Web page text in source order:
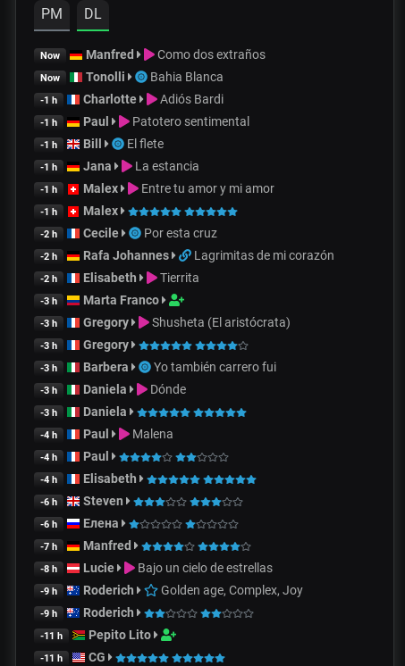
PM DL
Now Manfred Como dos extraños
Now Tonolli Bahia Blanca
-1 h Charlotte Adiós Bardi
-1 h Paul Patotero sentimental
-1 h Bill El flete
-1 h Jana La estancia
-1 h Malex Entre tu amor y mi amor
-1 h Malex
-2 h Cecile Por esta cruz
-2 h Rafa Johannes Lagrimitas de mi corazón
-2 h Elisabeth Tierrita
-3 h Marta Franco
-3 h Gregory Shusheta (El aristócrata)
-3 h Gregory
-3 h Barbera Yo también carrero fui
-3 h Daniela Dónde
-3 h Daniela
-4 h Paul Malena
-4 h Paul
-4 h Elisabeth
-6 h Steven
-6 h Елена
-7 h Manfred
-8 h Lucie Bajo un cielo de estrellas
-9 h Roderich Golden age, Complex, Joy
-9 h Roderich
-11 h Pepito Lito
-11 h CG